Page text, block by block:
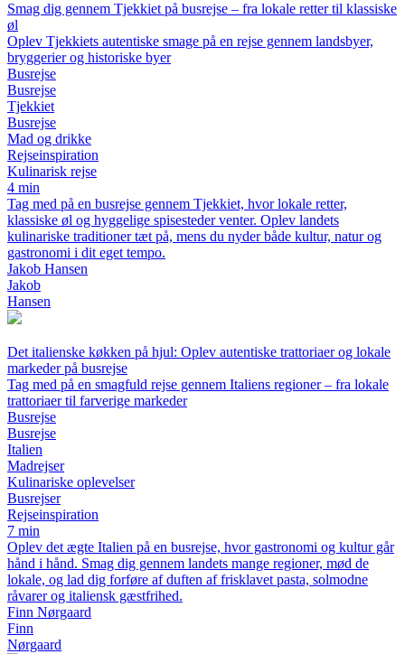
Smag dig gennem Tjekkiet på busrejse – fra lokale retter til klassiske
øl
Oplev Tjekkiets autentiske smage på en rejse gennem landsbyer,
bryggerier og historiske byer
Busrejse
Busrejse
Tjekkiet
Busrejse
Mad og drikke
Rejseinspiration
Kulinarisk rejse
4 min
Tag med på en busrejse gennem Tjekkiet, hvor lokale retter,
klassiske øl og hyggelige spisesteder venter. Oplev landets
kulinariske traditioner tæt på, mens du nyder både kultur, natur og
gastronomi i dit eget tempo.
Jakob Hansen
Jakob
Hansen
Det italienske køkken på hjul: Oplev autentiske trattoriaer og lokale
markeder på busrejse
Tag med på en smagfuld rejse gennem Italiens regioner – fra lokale
trattoriaer til farverige markeder
Busrejse
Busrejse
Italien
Madrejser
Kulinariske oplevelser
Busrejser
Rejseinspiration
7 min
Oplev det ægte Italien på en busrejse, hvor gastronomi og kultur går
hånd i hånd. Smag dig gennem landets mange regioner, mød de
lokale, og lad dig forføre af duften af frisklavet pasta, solmodne
råvarer og italiensk gæstfrihed.
Finn Nørgaard
Finn
Nørgaard